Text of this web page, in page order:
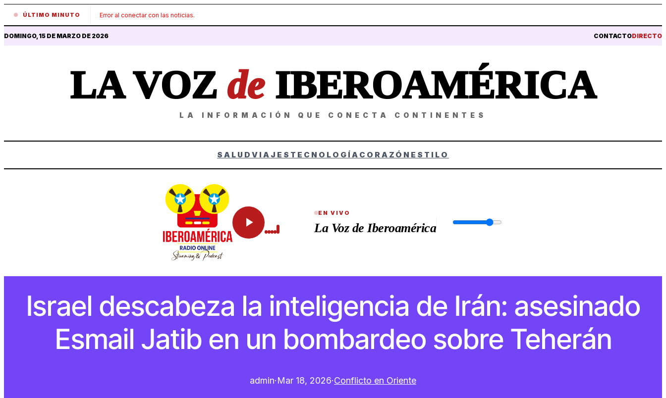
ÚLTIMO MINUTO Error al conectar con las noticias.
DOMINGO, 15 DE MARZO DE 2026 CONTACTODIRECTO
LA VOZ deIBEROAMÉRICA
LA INFORMACIÓN QUE CONECTA CONTINENTES
SALUD VIAJES TECNOLOGÍA CORAZÓN ESTILO
EN VIVO
La Voz de Iberoamérica
Israel descabeza la inteligencia de Irán: asesinado
Esmail Jatib en un bombardeo sobre Teherán
admin·Mar 18, 2026·Conflicto en Oriente